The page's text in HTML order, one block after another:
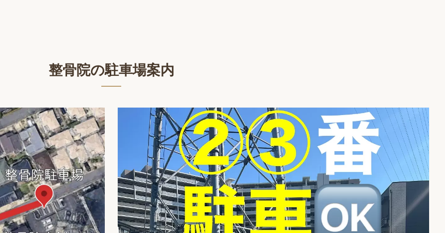
整骨院の駐車場案内